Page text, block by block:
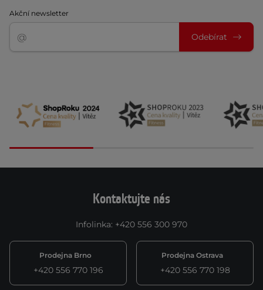
Akční newsletter
Odebírat
Kontaktujte nás
Infolinka: +420 556 300 970
Prodejna Brno
+420 556 770 196
Prodejna Ostrava
+420 556 770 198